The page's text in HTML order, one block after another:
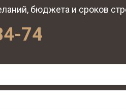
бюджета и сроков
74